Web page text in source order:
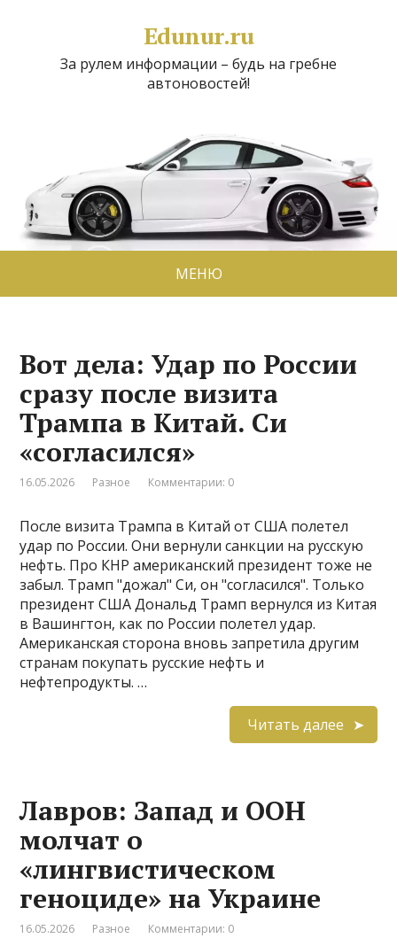
Edunur.ru
За рулем информации – будь на гребне
автоновостей!
МЕНЮ
Вот дела: Удар по России
сразу после визита
Трампа в Китай. Си
«согласился»
16.05.2026 Разное Комментарии: 0
После визита Трампа в Китай от США полетел
удар по России. Они вернули санкции на русскую
нефть. Про КНР американский президент тоже не
забыл. Трамп "дожал" Си, он "согласился". Только
президент США Дональд Трамп вернулся из Китая
в Вашингтон, как по России полетел удар.
Американская сторона вновь запретила другим
странам покупать русские нефть и
нефтепродукты. …
Читать далее
Лавров: Запад и ООН
молчат о
«лингвистическом
геноциде» на Украине
16.05.2026 Разное Комментарии: 0